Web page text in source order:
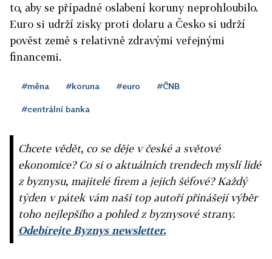
to, aby se případné oslabení koruny neprohloubilo.
Euro si udrží zisky proti dolaru a Česko si udrží
pověst země s relativně zdravými veřejnými
financemi.
#měna #koruna #euro #ČNB
#centrální banka
Chcete vědět, co se děje v české a světové
ekonomice? Co si o aktuálních trendech myslí lidé
z byznysu, majitelé firem a jejich šéfové? Každý
týden v pátek vám naši top autoři přinášejí výběr
toho nejlepšího a pohled z byznysové strany.
Odebírejte Byznys newsletter.